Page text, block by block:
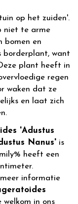
op het zuiden'.
niet te arme
bomen en
borderplant, want
plant heeft in
regen
waken dat ze
en laat zich
'Adustus
Nanus' is
heeft een
informatie
in ons